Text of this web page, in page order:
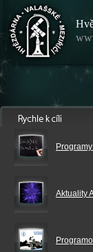
Aktuality